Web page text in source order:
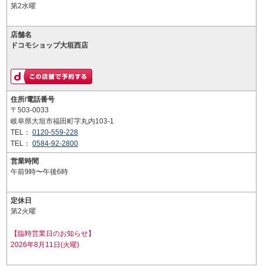
第2水曜
店舗名
ドコモショップ大垣西店
住所/電話番号
〒503-0033
岐阜県大垣市福田町字丸内103-1
TEL： 0120-559-228
TEL： 0584-92-2800
営業時間
午前9時〜午後6時
定休日
第2火曜
【臨時営業日のお知らせ】
2026年8月11日(火曜)